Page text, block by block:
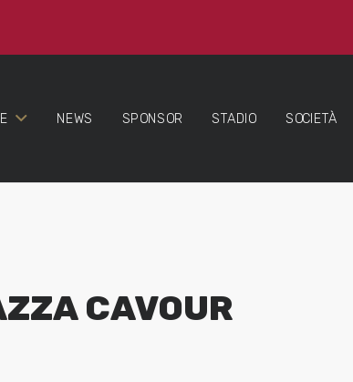
NEWS SPONSOR STADIO SOCIETÀ
CAVOUR